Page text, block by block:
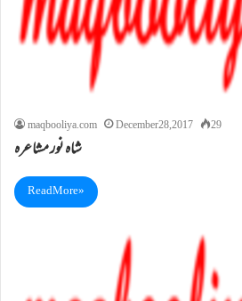
maqbooliya.com December 28, 2017 29
شاہ نور مشاعرہ
Read More »